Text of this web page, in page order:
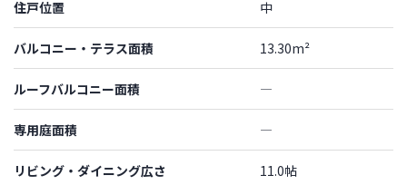
住戸位置 中
バルコニー・テラス面積 13.30m²
ルーフバルコニー面積 ―
専用庭面積 ―
リビング・ダイニング広さ 11.0帖